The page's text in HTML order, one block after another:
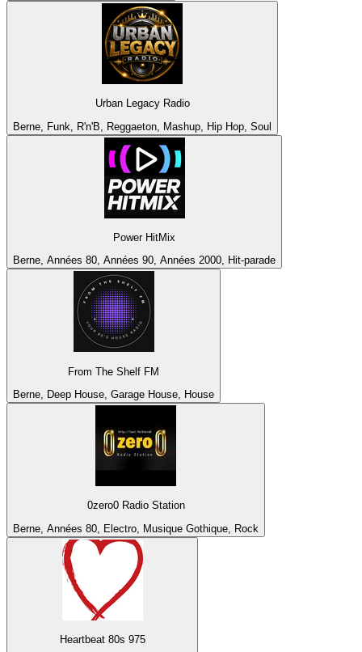
Urban Legacy Radio
Berne, Funk, R'n'B, Reggaeton, Mashup, Hip Hop, Soul
Power HitMix
Berne, Années 80, Années 90, Années 2000, Hit-parade
From The Shelf FM
Berne, Deep House, Garage House, House
0zero0 Radio Station
Berne, Années 80, Electro, Musique Gothique, Rock
Heartbeat 80s 975